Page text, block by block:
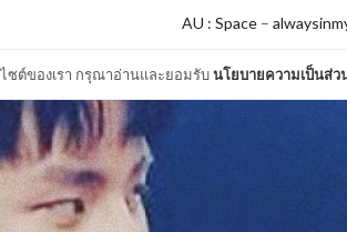
ไซต์ของเรา กรุณาอ่านและยอมรับนโยบายความเป็นส่ว
AU : Space–